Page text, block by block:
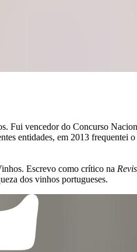
Fui vencedor do Concurso
entidades, em 2013 frequentei
Escrevo como crítico na
dos vinhos portugueses.